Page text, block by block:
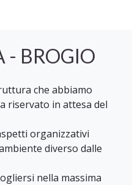
- BROGIO
che abbiamo
riservato in attesa del
organizzativi
diverso dalle
nella massima